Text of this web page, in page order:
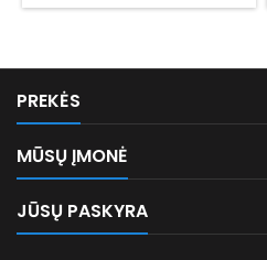
PREKĖS
MŪSŲ ĮMONĖ
JŪSŲ PASKYRA